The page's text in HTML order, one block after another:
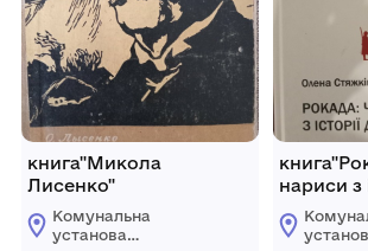
книга"Микола
Лисенко"
Комунальна
установа
нариси з
Світової"